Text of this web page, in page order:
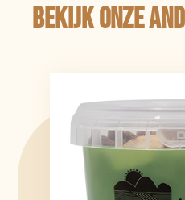
Bekijk onze